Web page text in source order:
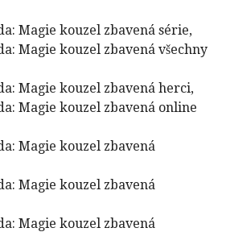
Magie kouzel zbavená série,
Magie kouzel zbavená všechny
Magie kouzel zbavená herci,
Magie kouzel zbavená online
Magie kouzel zbavená
Magie kouzel zbavená
Magie kouzel zbavená